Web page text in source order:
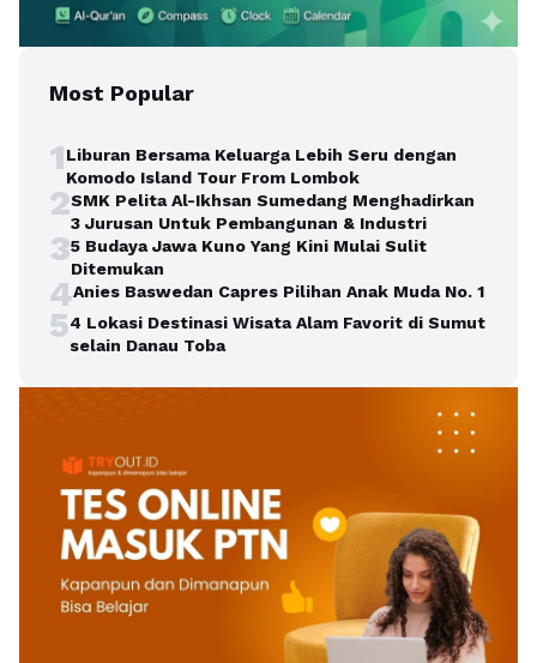
Most Popular
1Liburan Bersama Keluarga Lebih Seru dengan
Komodo Island Tour From Lombok
2SMK Pelita Al-Ikhsan Sumedang Menghadirkan
3 Jurusan Untuk Pembangunan & Industri
35 Budaya Jawa Kuno Yang Kini Mulai Sulit
Ditemukan
4Anies Baswedan Capres Pilihan Anak Muda No. 1
54 Lokasi Destinasi Wisata Alam Favorit di Sumut
selain Danau Toba